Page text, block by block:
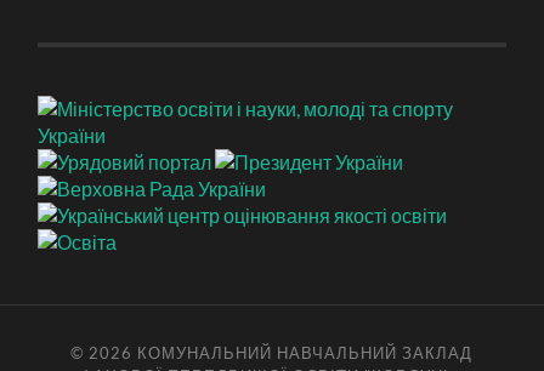
© 2026 КОМУНАЛЬНИЙ НАВЧАЛЬНИЙ ЗАКЛАД